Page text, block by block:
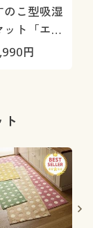
のこ型吸湿
ット「エア
ジョブ®」
円